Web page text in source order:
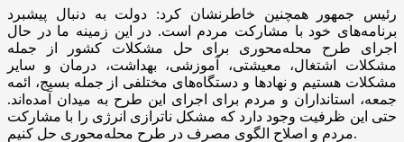
رئیس جمهور همچنین خاطرنشان کرد: دولت به دنبال پیشبرد
برنامه‌های خود با مشارکت مردم است. در این زمینه ما در حال
اجرای طرح محله‌محوری برای حل مشکلات کشور از جمله
مشکلات اشتغال، معیشتی، آموزشی، بهداشت، درمان و سایر
مشکلات هستیم و نهادها و دستگاه‌های مختلفی از جمله بسیج، ائمه
جمعه، استانداران و مردم برای اجرای این طرح به میدان آمده‌اند.
حتی این ظرفیت وجود دارد که مشکل ناترازی انرژی را با مشارکت
مردم و اصلاح الگوی مصرف در طرح محله‌محوری حل کنیم.